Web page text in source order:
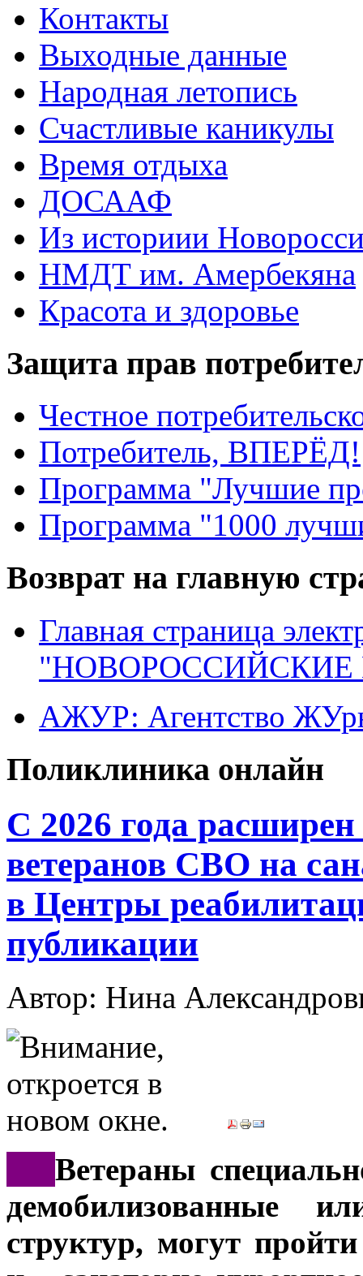
Контакты
Выходные данные
Народная летопись
Счастливые каникулы
Время отдыха
ДОСААФ
Из историии
НМДТ им. Амербекяна
Красота и здоровье
Защита прав
Честное
Потребитель, ВПЕРЁД!
Программа "Лучшие
Программа "1000
Возврат на главную
Главная страница
"НОВОРОССИЙСКИЕ
АЖУР: Агентство
Поликлиника онлайн
С 2026 года
ветеранов СВО на
в Центры
публикации
Автор: Нина
Ветераны
демобилизованные
структур, могут